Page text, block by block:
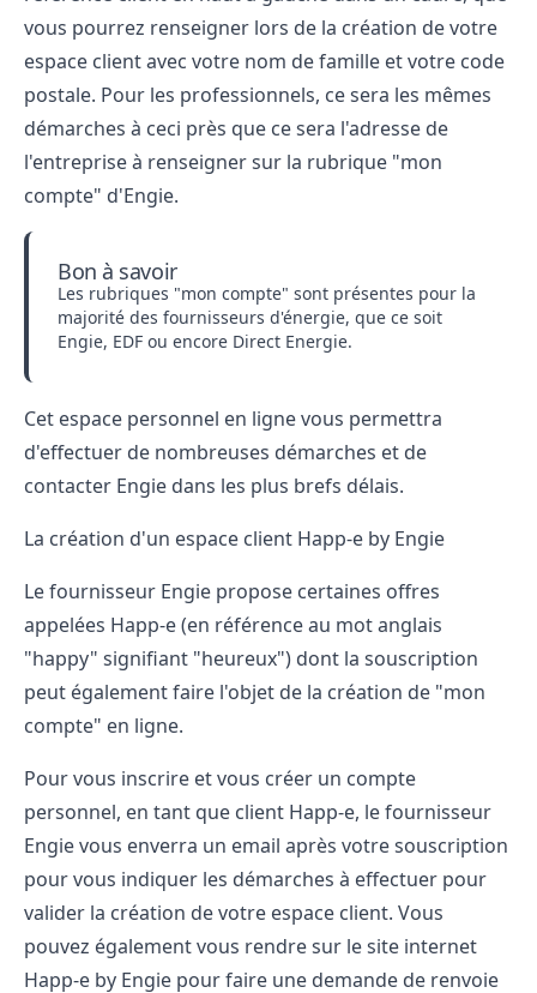
vous pourrez renseigner lors de la création de votre
espace client avec votre nom de famille et votre code
postale. Pour les professionnels, ce sera les mêmes
démarches à ceci près que ce sera l'adresse de
l'entreprise à renseigner sur la rubrique "mon
compte" d'Engie.
Bon à savoir
Les rubriques "mon compte" sont présentes pour la
majorité des fournisseurs d'énergie, que ce soit
Engie, EDF ou encore Direct Energie.
Cet espace personnel en ligne vous permettra
d'effectuer de nombreuses démarches et de
contacter Engie dans les plus brefs délais.
La création d'un espace client Happ-e by Engie
Le fournisseur Engie propose certaines offres
appelées Happ-e (en référence au mot anglais
"happy" signifiant "heureux") dont la souscription
peut également faire l'objet de la création de "mon
compte" en ligne.
Pour vous inscrire et vous créer un compte
personnel, en tant que client Happ-e, le fournisseur
Engie vous enverra un email après votre souscription
pour vous indiquer les démarches à effectuer pour
valider la création de votre espace client. Vous
pouvez également vous rendre sur le site internet
Happ-e by Engie pour faire une demande de renvoie